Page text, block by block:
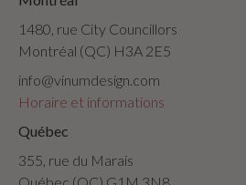
1480, rue City Councillors
Montréal (QC) H3A 2E5
info@vinumdesign.com
Horaire et informations
Québec
355, rue du Marais